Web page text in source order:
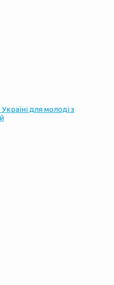
для молоді з